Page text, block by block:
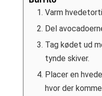
Varm
Del
Tag kødet ud
tynde skiver.
Placer en
hvor der